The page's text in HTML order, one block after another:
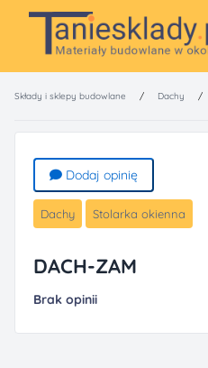
Składy i sklepy budowlane / Dachy /
Dodaj opinię
Dachy Stolarka okienna
DACH-ZAM
Brak opinii